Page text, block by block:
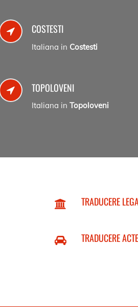
COSTESTI
Italiana in Costesti
TOPOLOVENI
Italiana in Topoloveni
TRADUCERE
TRADUCERE